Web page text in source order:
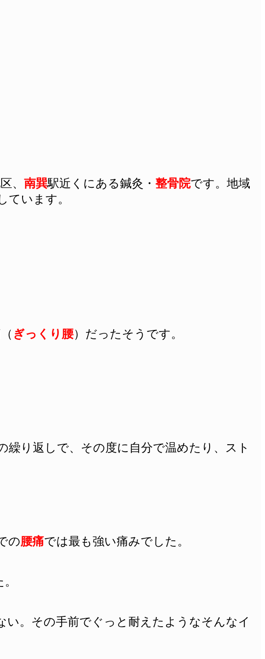
、 南巽駅近くにある鍼灸 ・ 整骨院です。地域
ています。
ぎっくり腰）だったそうです。
り返しで、その度に自分で温めたり、スト
の腰痛では最も強い痛みでした。
。 その手前でぐっと耐えたようなそんなイ